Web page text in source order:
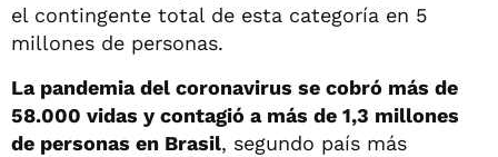
el contingente total de esta categoría en 5
millones de personas.
La pandemia del coronavirus se cobró más de
58.000 vidas y contagió a más de 1,3 millones
de personas en Brasil, segundo país más